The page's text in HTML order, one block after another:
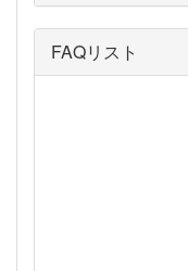
FAQリスト